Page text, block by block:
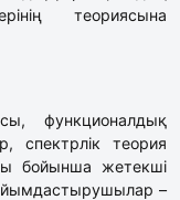
теориясына
функционалдық
спектрлік теория
бойынша жетекші
–